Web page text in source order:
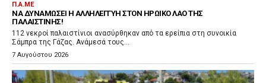
Π.Α.ΜΕ
ΝΑ ΔΥΝΑΜΏΣΕΙ Η ΑΛΛΗΛΕΓΓΎΗ ΣΤΟΝ ΗΡΩΙΚΌ ΛΑΌ ΤΗΣ
ΠΑΛΑΙΣΤΊΝΗΣ!
112 νεκροί παλαιστίνιοι ανασύρθηκαν από τα ερείπια στη συνοικία
Σάμπρα της Γάζας. Ανάμεσά τους...
7 Αυγούστου 2026